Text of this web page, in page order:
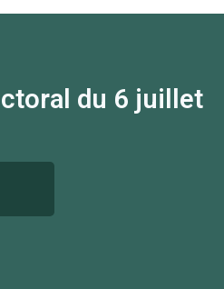
du 6 juillet